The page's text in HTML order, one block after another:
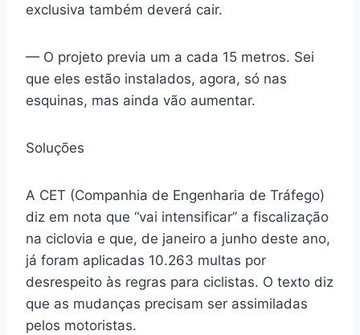
exclusiva também deverá cair.
— O projeto previa um a cada 15 metros. Sei
que eles estão instalados, agora, só nas
esquinas, mas ainda vão aumentar.
Soluções
A CET (Companhia de Engenharia de Tráfego)
diz em nota que “vai intensificar” a fiscalização
na ciclovia e que, de janeiro a junho deste ano,
já foram aplicadas 10.263 multas por
desrespeito às regras para ciclistas. O texto diz
que as mudanças precisam ser assimiladas
pelos motoristas.